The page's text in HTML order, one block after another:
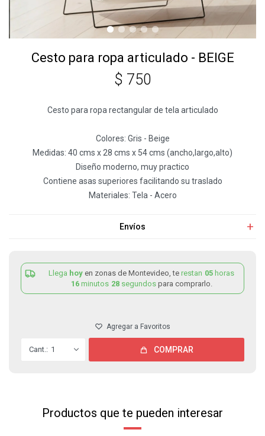
Cesto para ropa articulado - BEIGE
$ 750
Cesto para ropa rectangular de tela articulado
Colores: Gris - Beige
Medidas: 40 cms x 28 cms x 54 cms (ancho,largo,alto)
Diseño moderno, muy practico
Contiene asas superiores facilitando su traslado
Materiales: Tela - Acero
Envíos
Llega hoy en zonas de Montevideo, te restan 05 horas
16 minutos 28 segundos para comprarlo.
1 COMPRAR
Productos que te pueden interesar